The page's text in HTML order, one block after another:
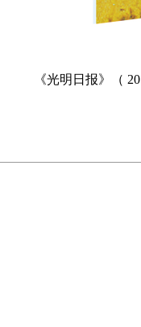
《光明日报》（